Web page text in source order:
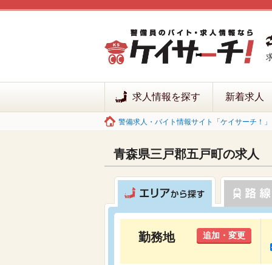
求人情報を探す 新着求人
警備求人・バイト情報サイト「ケイサーチ！
青森県三戸郡五戸町の求人
勤務地 追加・変更